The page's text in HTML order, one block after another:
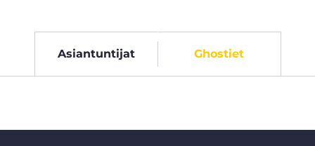
Asiantuntijat Ghostiet